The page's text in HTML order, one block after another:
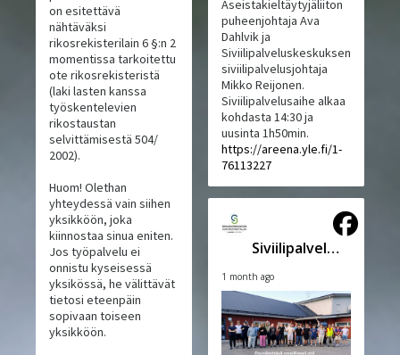
on esitettävä
nähtäväksi
rikosrekisterilain 6 §:n 2
momentissa tarkoitettu
ote rikosrekisteristä
(laki lasten kanssa
työskentelevien
rikostaustan
selvittämisestä 504/
2002).
Huom! Olethan
yhteydessä vain siihen
yksikköön, joka
kiinnostaa sinua eniten.
Jos työpalvelu ei
onnistu kyseisessä
yksikössä, he välittävät
tietosi eteenpäin
sopivaan toiseen
yksikköön.
Aseistakieltäytyjäliiton
puheenjohtaja Ava
Dahlvik ja
Siviilipalveluskeskuksen
siviilipalvelusjohtaja
Mikko Reijonen.
Siviilipalvelusaihe alkaa
kohdasta 14:30 ja
uusinta 1h50min.
https://areena.yle.fi/1-
76113227
Siviilipalveluskeskus
1 month ago